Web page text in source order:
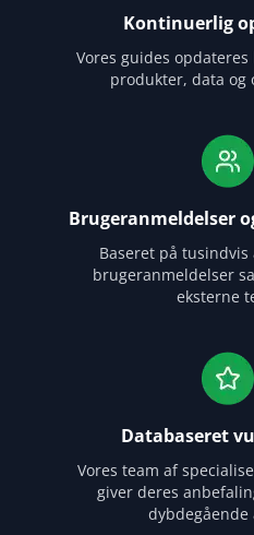
Kontinuerlig
Vores guides
produkter, data og
Brugeranmeldelser
Baseret på
brugeranmeldelser
eksterne
Databaseret
Vores team af
giver deres
dybdegående